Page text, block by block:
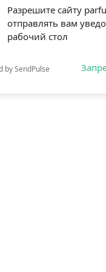
Разрешите сайту
отправлять вам
рабочий стол
by SendPulse